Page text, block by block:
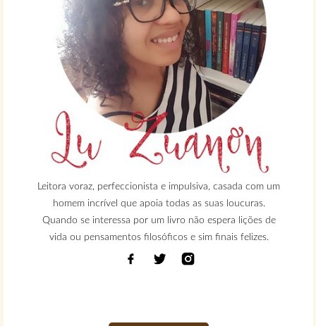
Leitora voraz, perfeccionista e impulsiva, casada com um
homem incrível que apoia todas as suas loucuras.
Quando se interessa por um livro não espera lições de
vida ou pensamentos filosóficos e sim finais felizes.